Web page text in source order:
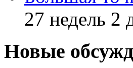
27 недель 2
Новые